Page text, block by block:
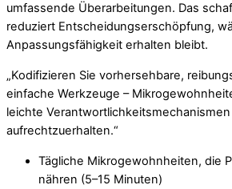
umfassende Überarbeitungen. Das
reduziert Entscheidungserschöpfung,
Anpassungsfähigkeit erhalten bleibt.
„Kodifizieren Sie vorhersehbare,
einfache Werkzeuge –
leichte
aufrechtzuerhalten.“
Tägliche Mikrogewohnheiten, die
nähren (5–15 Minuten)